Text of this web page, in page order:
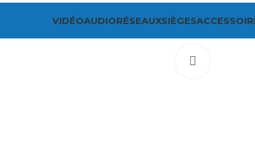
VIDÉOAUDIORÉSEAUXSIÈGES